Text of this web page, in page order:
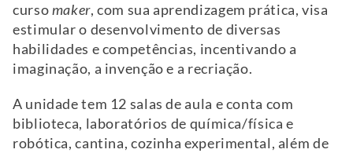
cursomaker, com sua aprendizagem prática, visa
estimular o desenvolvimento de diversas
habilidades e competências, incentivando a
imaginação, a invenção e a recriação.
A unidade tem 12 salas de aula e conta com
biblioteca, laboratórios de química/física e
robótica, cantina, cozinha experimental, além de